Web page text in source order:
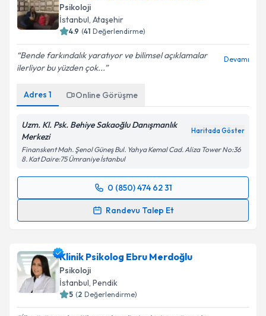
Psikoloji
İstanbul, Ataşehir
4.9 (41 Değerlendirme)
Bende farkındalık yaratıyor ve bilimsel açıklamalar
ilerliyor bu yüzden çok...
Devamı
Adres 1 Online Görüşme
Uzm. Kl. Psk. Behiye Sakaoğlu Danışmanlık
Merkezi
Haritada Göster
Finanskent Mah. Şenol Güneş Bul. Yahya Kemal Cad. Aliza Tower No:36
8. Kat Daire:75 Ümraniye İstanbul
0 (850) 474 62 31
Randevu Talep Et
Randevu Takvimi Talebi
almanız için bir takvim hazırlandığında e-posta ile
bilgilendireceğiz.
E-posta Adresiniz
Klinik Psikolog Ebru Merdoğlu
Psikoloji
İstanbul, Pendik
5 (2 Değerlendirme)